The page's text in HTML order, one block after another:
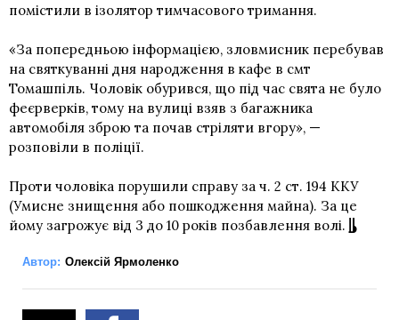
помістили в ізолятор тимчасового тримання.
«За попередньою інформацією, зловмисник перебував
на святкуванні дня народження в кафе в смт
Томашпіль. Чоловік обурився, що під час свята не було
феєрверків, тому на вулиці взяв з багажника
автомобіля зброю та почав стріляти вгору», —
розповіли в поліції.
Проти чоловіка порушили справу за ч. 2 ст. 194 ККУ
(Умисне знищення або пошкодження майна). За це
йому загрожує від 3 до 10 років позбавлення волі.
Автор: Олексій Ярмоленко